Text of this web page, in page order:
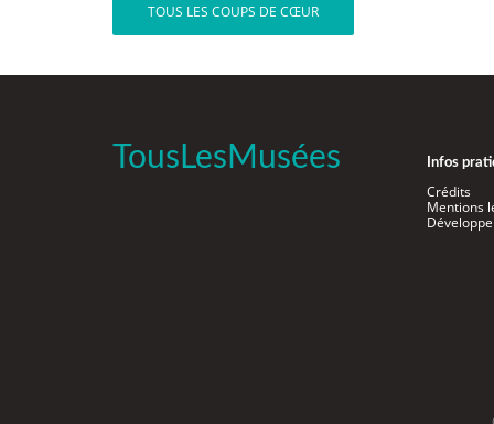
TOUS LES COUPS DE CŒUR
TousLesMusées Infos
Crédits
Mentions